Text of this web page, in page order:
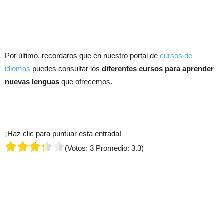
Por último, recordaros que en nuestro portal de cursos de
idiomas puedes consultar los diferentes cursos para aprender
nuevas lenguas que ofrecemos.
¡Haz clic para puntuar esta entrada!
(Votos: 3 Promedio: 3.3)